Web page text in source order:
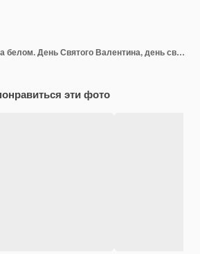
Красные розы на белом. День Святого Валентина, день свадьбы
эти фото